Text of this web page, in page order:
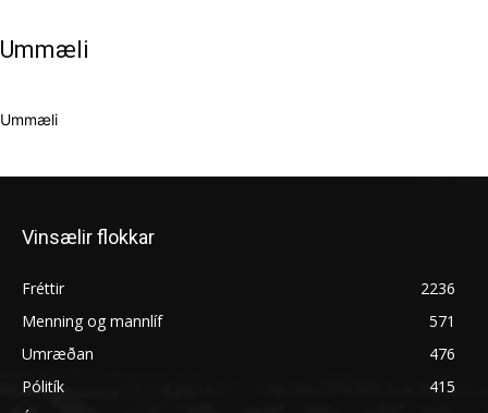
Ummæli
Ummæli
Vinsælir flokkar
Fréttir
2236
Menning og mannlíf
571
Umræðan
476
Pólitík
415